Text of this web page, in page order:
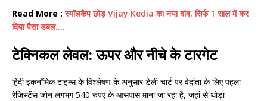
Read More :स्मॉलकैप छोड़ Vijay Kedia का नया दांव, सिर्फ 1 साल में कर
दिया पैसा डबल….
टेक्निकल लेवल: ऊपर और नीचे के टारगेट
हिंदी इकनॉमिक टाइम्स के विश्लेषण के अनुसार डेली चार्ट पर वेदांता के लिए पहला
रेजिस्टेंस जोन लगभग 540 रुपए के आसपास माना जा रहा है, जहां से थोड़ा